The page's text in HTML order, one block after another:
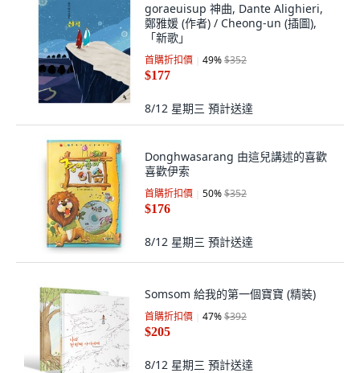
goraeuisup 神曲, Dante Alighieri,
鄭雅媛 (作者) / Cheong-un (插圖),
「新歌」
首購折扣價 49%$352
$177
8/12 星期三 預計送達
Donghwasarang 由這兒講述的喜歡
喜歡伊索
首購折扣價 50%$352
$176
8/12 星期三 預計送達
Somsom 給我的第一個寶寶 (精裝)
首購折扣價 47%$392
$205
8/12 星期三 預計送達